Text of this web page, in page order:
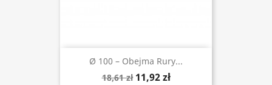
Ø 100 – Obejma Rury...
18,61 zł 11,92 zł